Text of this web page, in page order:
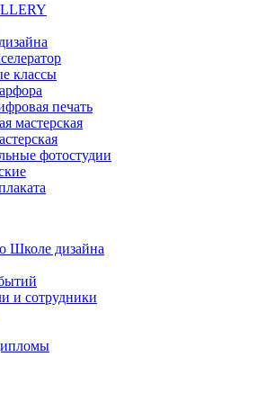
классы
печать
мастерская
фотостудии
Школе дизайна
и сотрудники